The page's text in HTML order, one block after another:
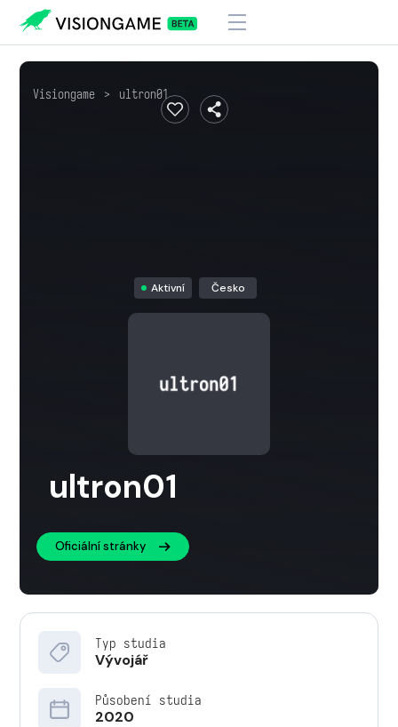
Visiongame > ultron01
Aktivní Česko
ultron01
Oficiální stránky
Typ studia
Vývojář
Působení studia
2020